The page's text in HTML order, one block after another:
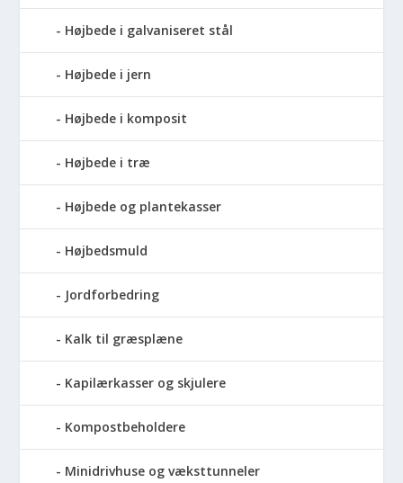
Højbede i galvaniseret stål
Højbede i jern
Højbede i komposit
Højbede i træ
Højbede og plantekasser
Højbedsmuld
Jordforbedring
Kalk til græsplæne
Kapilærkasser og skjulere
Kompostbeholdere
Minidrivhuse og væksttunneler